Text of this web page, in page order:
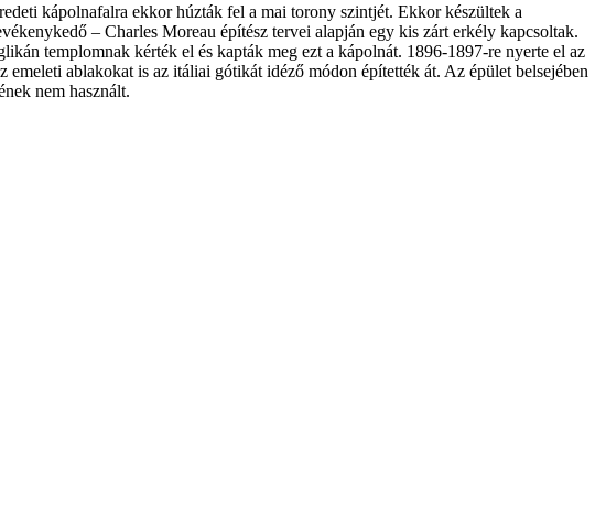
kápolnafalra ekkor húzták fel a mai torony szintjét. Ekkor készültek a
– Charles Moreau építész tervei alapján egy kis zárt erkély kapcsoltak.
templomnak kérték el és kapták meg ezt a kápolnát. 1896-1897-re nyerte el az
ablakokat is az itáliai gótikát idéző módon építették át. Az épület belsejében
nem használt.